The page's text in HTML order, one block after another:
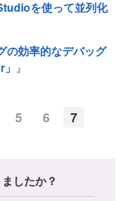
を使って並列化
の効率的なデバッグ
』
5 6 7
したか？